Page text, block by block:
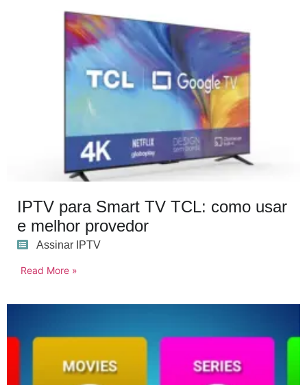
IPTV para Smart TV TCL: como usar
e melhor provedor
Assinar IPTV
Read More »